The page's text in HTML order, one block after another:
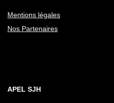
Mentions légales
Nos Partenaires
APEL SJH